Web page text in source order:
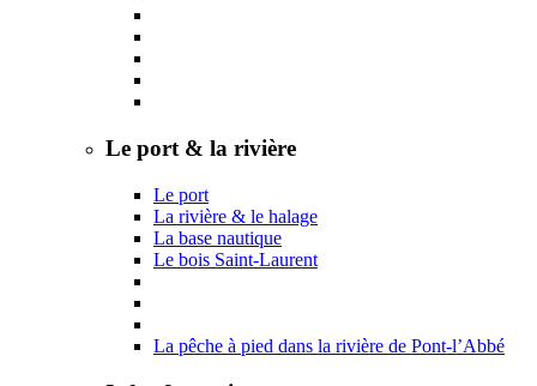
Le port & la rivière
Le port
La rivière & le halage
La base nautique
Le bois Saint-Laurent
La pêche à pied dans la rivière de Pont-l’Abbé